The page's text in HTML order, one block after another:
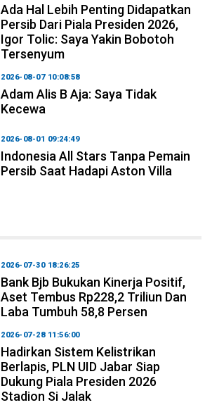
Ada Hal Lebih Penting Didapatkan
Persib Dari Piala Presiden 2026,
Igor Tolic: Saya Yakin Bobotoh
Tersenyum
2026-08-07 10:08:58
Adam Alis B Aja: Saya Tidak
Kecewa
2026-08-01 09:24:49
Indonesia All Stars Tanpa Pemain
Persib Saat Hadapi Aston Villa
2026-07-30 18:26:25
Bank Bjb Bukukan Kinerja Positif,
Aset Tembus Rp228,2 Triliun Dan
Laba Tumbuh 58,8 Persen
2026-07-28 11:56:00
Hadirkan Sistem Kelistrikan
Berlapis, PLN UID Jabar Siap
Dukung Piala Presiden 2026
Stadion Si Jalak